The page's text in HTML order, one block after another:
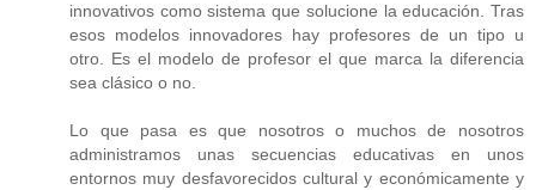
innovativos como sistema que solucione la educación. Tras
esos modelos innovadores hay profesores de un tipo u
otro. Es el modelo de profesor el que marca la diferencia
sea clásico o no.
Lo que pasa es que nosotros o muchos de nosotros
administramos unas secuencias educativas en unos
entornos muy desfavorecidos cultural y económicamente y